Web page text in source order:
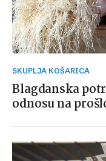
SKUPLJA KOŠARICA
Blagdanska
odnosu na